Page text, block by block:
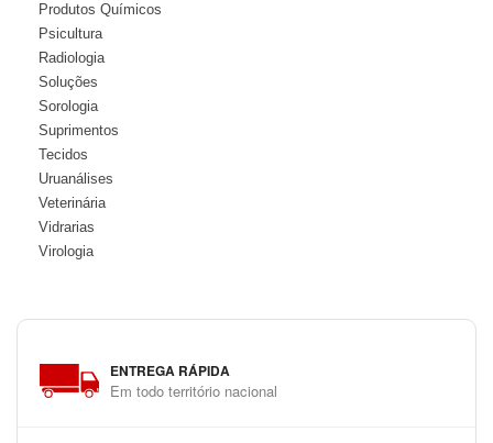
Produtos Químicos
Psicultura
Radiologia
Soluções
Sorologia
Suprimentos
Tecidos
Uruanálises
Veterinária
Vidrarias
Virologia
ENTREGA RÁPIDA
Em todo território nacional